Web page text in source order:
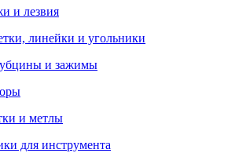
и лезвия
линейки и угольники
и зажимы
и метлы
для инструмента